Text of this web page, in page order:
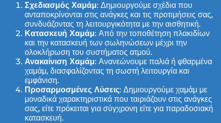
Σχεδιασμός Χαμάμ: Δημιουργούμε σχέδια που
ανταποκρίνονται στις ανάγκες και τις προτιμήσεις σας,
συνδυάζοντας τη λειτουργικότητα με την αισθητική.
Κατασκευή Χαμάμ: Από την τοποθέτηση πλακιδίων
και την κατασκευή των σωληνώσεων μέχρι την
ολοκλήρωση του συστήματος ατμού.
Ανακαίνιση Χαμάμ: Ανανεώνουμε παλιά ή φθαρμένα
χαμάμ, διασφαλίζοντας τη σωστή λειτουργία και
εμφάνιση.
Προσαρμοσμένες Λύσεις: Δημιουργούμε χαμάμ με
μοναδικά χαρακτηριστικά που ταιριάζουν στις ανάγκες
σας, είτε πρόκειται για σύγχρονη είτε για παραδοσιακή
κατασκευή.